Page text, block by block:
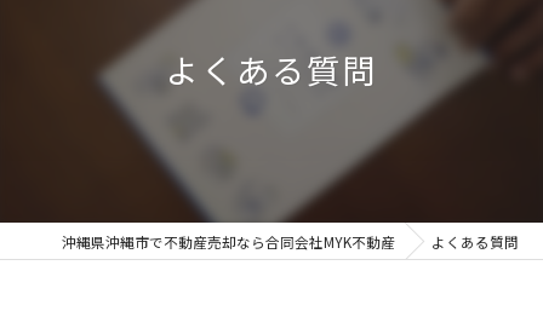
よくある質問
沖縄県沖縄市で不動産売却なら合同会社MYK不動産 よくある質問